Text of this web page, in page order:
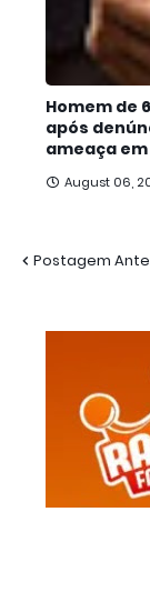
Homem de
após
ameaça
August 06,
Postagem